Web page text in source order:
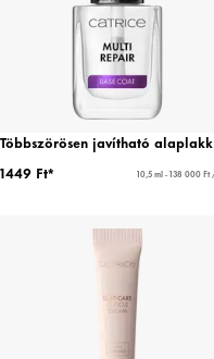
Többszörösen javítható alaplakk
1449 Ft*
10,5 ml - 138 000 Ft